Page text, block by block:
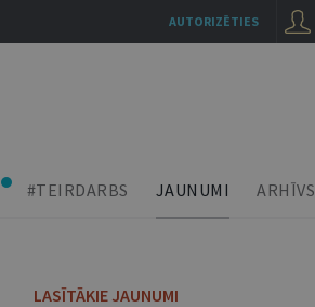
#TEIRDARBS JAUNUMI ARHĪVS
LASĪTĀKIE JAUNUMI
AUTORIZĒTIES